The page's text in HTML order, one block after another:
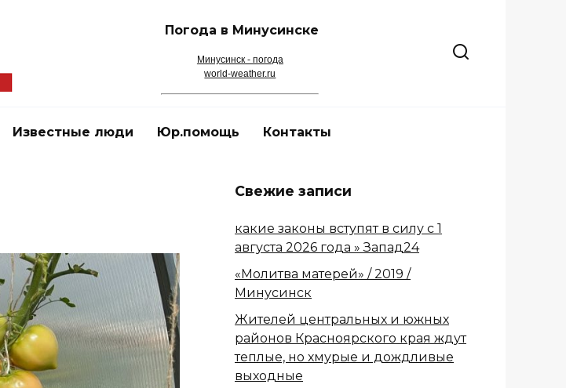
Погода в Минусинске
Минусинск - погода
world-weather.ru
Известные люди Юр.помощь Контакты
Свежие записи
какие законы вступят в силу с 1
августа 2026 года » Запад24
«Молитва матерей» / 2019 /
Минусинск
Жителей центральных и южных
районов Красноярского края ждут
теплые, но хмурые и дождливые
выходные